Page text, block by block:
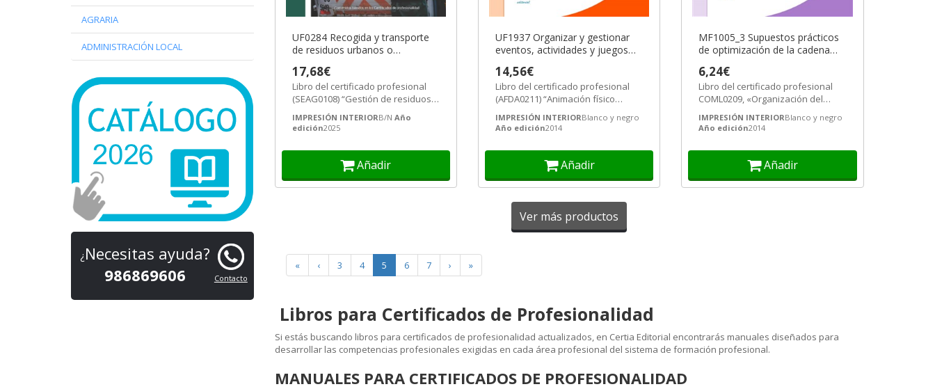
UF0284 Recogida y transporte
de residuos urbanos o
17,68€
Libro del certificado profesional
(SEAG0108) “Gestión de residuos
urbanos e industriales”.
IMPRESIÓN INTERIORB/N Año
edición2025
Añadir
UF1937 Organizar y gestionar
eventos, actividades y juegos
y recreativa
14,56€
Libro del certificado profesional
(AFDA0211) “Animación físico
deportiva y recreativa”.
IMPRESIÓN INTERIORBlanco y negro
Año edición2014
Añadir
MF1005_3 Supuestos prácticos
de optimización de la cadena
6,24€
Libro del certificado profesional
COML0209, «Organización del
transporte y la distribución»
IMPRESIÓN INTERIORBlanco y negro
Año edición2014
Añadir
Ver más productos
« ‹ 3 4 5 6 7 › »
Libros para Certificados de Profesionalidad
Si estás buscando libros para certificados de profesionalidad actualizados, en Certia Editorial encontrarás manuales diseñados para
desarrollar las competencias profesionales exigidas en cada área profesional del sistema de formación profesional.
MANUALES PARA CERTIFICADOS DE PROFESIONALIDAD
AGRARIA
ADMINISTRACIÓN LOCAL
Contacto
¿ Necesitas ayuda?
986869606